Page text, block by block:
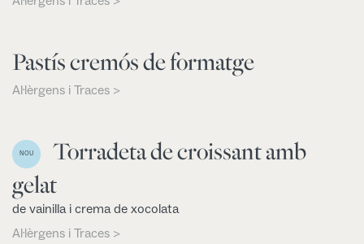
Pastís cremós de formatge
Al·lèrgens i Traces >
NOU
Torradeta de croissant amb
gelat
de vainilla i crema de xocolata
Al·lèrgens i Traces >